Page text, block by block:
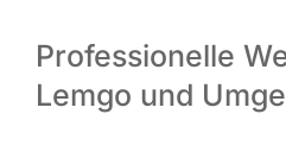
Leis­tun­gen
Professionelle
Lemgo und